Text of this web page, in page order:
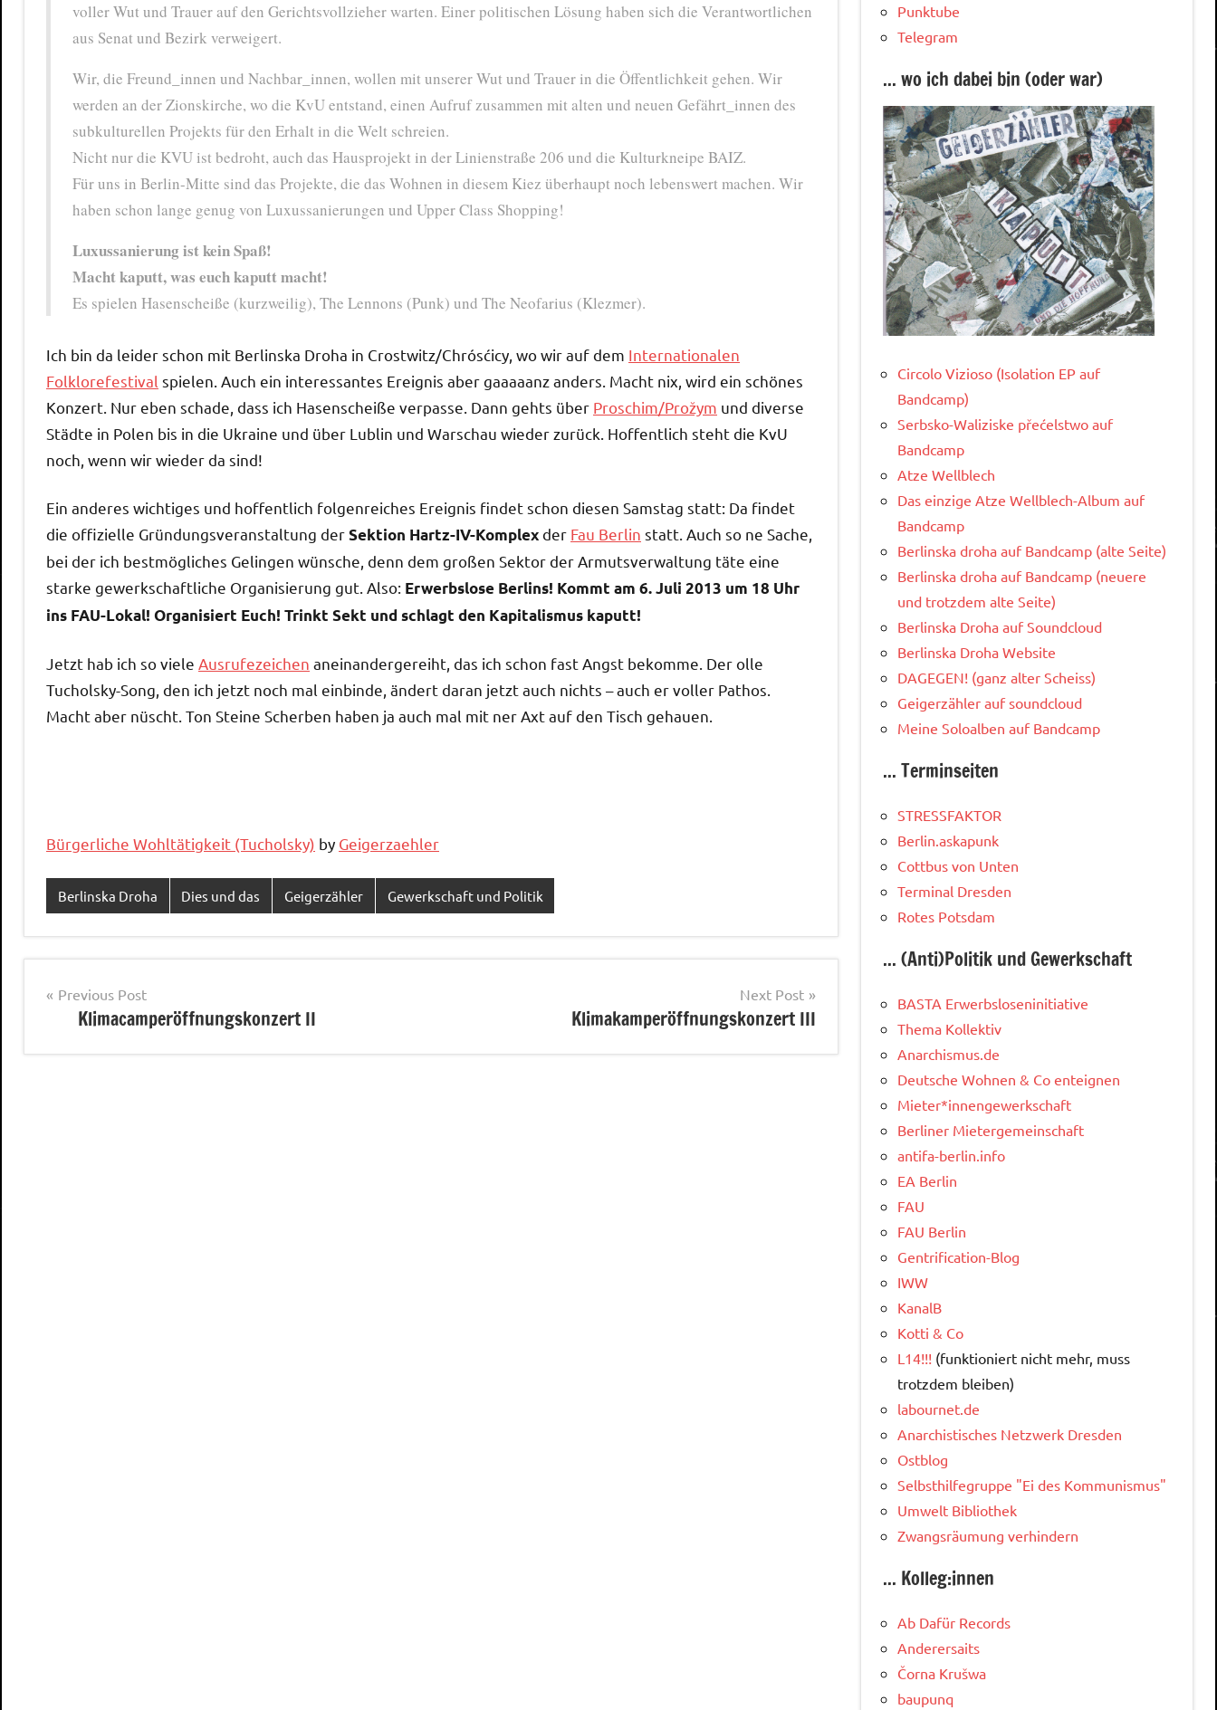
voller Wut und Trauer auf den Gerichtsvollzieher warten. Einer politischen Lösung haben sich die Verantwortlichen
aus Senat und Bezirk verweigert.
Wir, die Freund_innen und Nachbar_innen, wollen mit unserer Wut und Trauer in die Öffentlichkeit gehen. Wir
werden an der Zionskirche, wo die KvU entstand, einen Aufruf zusammen mit alten und neuen Gefährt_innen des
subkulturellen Projekts für den Erhalt in die Welt schreien.
Nicht nur die KVU ist bedroht, auch das Hausprojekt in der Linienstraße 206 und die Kulturkneipe BAIZ.
Für uns in Berlin-Mitte sind das Projekte, die das Wohnen in diesem Kiez überhaupt noch lebenswert machen. Wir
haben schon lange genug von Luxussanierungen und Upper Class Shopping!
Luxussanierung ist kein Spaß!
Macht kaputt, was euch kaputt macht!
Es spielen Hasenscheiße (kurzweilig), The Lennons (Punk) und The Neofarius (Klezmer).
Ich bin da leider schon mit Berlinska Droha in Crostwitz/Chrósćicy, wo wir auf dem Internationalen
Folklorefestival spielen. Auch ein interessantes Ereignis aber gaaaaanz anders. Macht nix, wird ein schönes
Konzert. Nur eben schade, dass ich Hasenscheiße verpasse. Dann gehts über Proschim/Prožym und diverse
Städte in Polen bis in die Ukraine und über Lublin und Warschau wieder zurück. Hoffentlich steht die KvU
noch, wenn wir wieder da sind!
Ein anderes wichtiges und hoffentlich folgenreiches Ereignis findet schon diesen Samstag statt: Da findet
die offizielle Gründungsveranstaltung derSektion Hartz-IV-Komplexder Fau Berlin statt. Auch so ne Sache,
bei der ich bestmögliches Gelingen wünsche, denn dem großen Sektor der Armutsverwaltung täte eine
starke gewerkschaftliche Organisierung gut. Also: Erwerbslose Berlins! Kommt am 6. Juli 2013 um 18 Uhr
ins FAU-Lokal! Organisiert Euch! Trinkt Sekt und schlagt den Kapitalismus kaputt!
Jetzt hab ich so viele Ausrufezeichen aneinandergereiht, das ich schon fast Angst bekomme. Der olle
Tucholsky-Song, den ich jetzt noch mal einbinde, ändert daran jetzt auch nichts – auch er voller Pathos.
Macht aber nüscht. Ton Steine Scherben haben ja auch mal mit ner Axt auf den Tisch gehauen.
Bürgerliche Wohltätigkeit (Tucholsky) by Geigerzaehler
Berlinska Droha Dies und das Geigerzähler Gewerkschaft und Politik
Post
navigation
Previous Post
Klimacamperöffnungskonzert II
Next Post
Klimakamperöffnungskonzert III
Punktube
Telegram
... wo ich dabei bin (oder war)
Circolo Vizioso (Isolation EP auf
Bandcamp)
Serbsko-Waliziske přećelstwo auf
Bandcamp
Atze Wellblech
Das einzige Atze Wellblech-Album auf
Bandcamp
Berlinska droha auf Bandcamp (alte Seite)
Berlinska droha auf Bandcamp (neuere
und trotzdem alte Seite)
Berlinska Droha auf Soundcloud
Berlinska Droha Website
DAGEGEN! (ganz alter Scheiss)
Geigerzähler auf soundcloud
Meine Soloalben auf Bandcamp
... Terminseiten
STRESSFAKTOR
Berlin.askapunk
Cottbus von Unten
Terminal Dresden
Rotes Potsdam
... (Anti)Politik und Gewerkschaft
BASTA Erwerbsloseninitiative
Thema Kollektiv
Anarchismus.de
Deutsche Wohnen & Co enteignen
Mieter*innengewerkschaft
Berliner Mietergemeinschaft
antifa-berlin.info
EA Berlin
FAU
FAU Berlin
Gentrification-Blog
IWW
KanalB
Kotti & Co
L14!!! (funktioniert nicht mehr, muss
trotzdem bleiben)
labournet.de
Anarchistisches Netzwerk Dresden
Ostblog
Selbsthilfegruppe "Ei des Kommunismus"
Umwelt Bibliothek
Zwangsräumung verhindern
... Kolleg:innen
Ab Dafür Records
Anderersaits
Čorna Krušwa
baupunq